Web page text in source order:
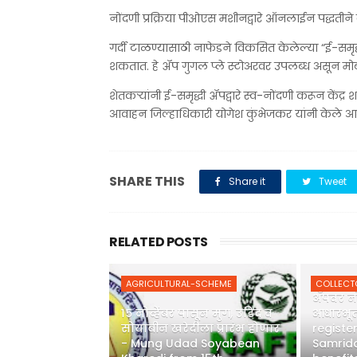
नोंदणी प्रक्रिया पीओएस मशीनद्वारे ऑनलाईन
गर्दी टाळण्यासाठी नाफेडने विकसित केलेल्या “ई-
शकतात. हे ॲप गुगल प्ले स्टोअरवर उपलब्ध असून
शेतकऱ्यांनी ई-समृद्धी ॲपद्वारे स्व-नोंदणी करून
आवाहन जिल्हाधिकारी योगेश कुंभेजकर यांनी केले
SHARE THIS Share it Tweet
RELATED POSTS
AGRICULTURAL-SCHEME
१५ नोव्हेंबर पासून मुग, उडिद व
सोयाबीन खरेदीला प्रारंभ होणार
- Mung Udad Soyabean
ॲपवर